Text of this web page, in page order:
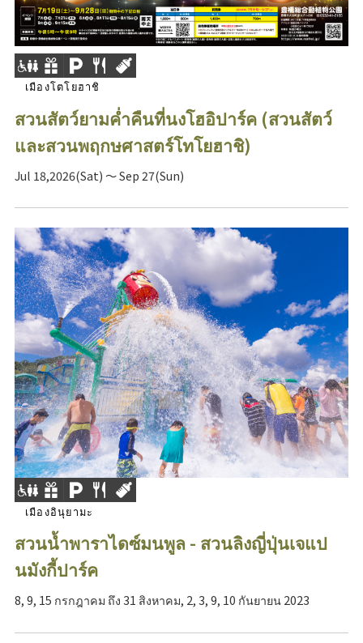
เมืองโตโยฮาชิ
สวนสัตว์ยามค่ำคืนที่นงโฮอิปาร์ค (สวนสัตว์
และสวนพฤกษศาสตร์โทโยฮาชิ)
Jul 18,2026(Sat) ～ Sep 27(Sun)
เมืองอินุยามะ
สวนน้ำพาราไดซ์มนพูล - สวนลิงญี่ปุ่นเจแป
นมังกี้ปาร์ค
8, 9, 15 กรกฎาคม ถึง 31 สิงหาคม, 2, 3, 9, 10 กันยายน 2023